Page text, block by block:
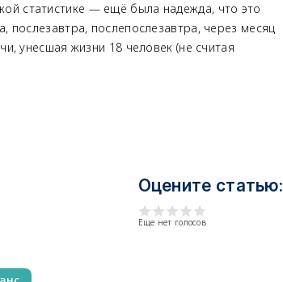
статистике — ещё была надежда, что это
послепослезавтра, через месяц
унесшая жизни 18 человек (не считая
Оцените статью:
Еще нет голосов